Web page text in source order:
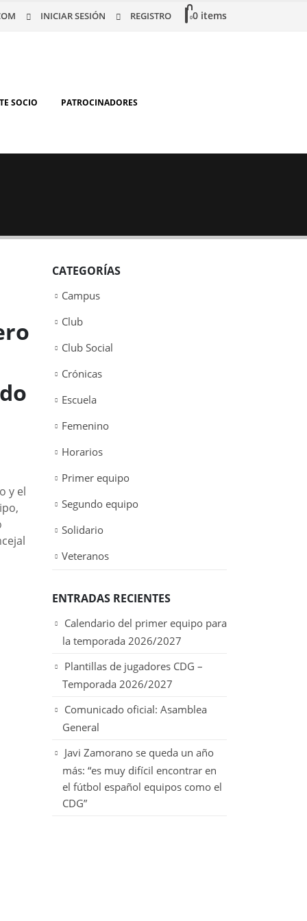
INICIAR SESIÓN REGISTRO 00 items
SOCIO PATROCINADORES
y el
CATEGORÍAS
Campus
Club
Club Social
Crónicas
Escuela
Femenino
Horarios
Primer equipo
Segundo equipo
Solidario
Veteranos
ENTRADAS RECIENTES
Calendario del primer equipo para
la temporada 2026/2027
Plantillas de jugadores CDG –
Temporada 2026/2027
Comunicado oficial: Asamblea
General
Javi Zamorano se queda un año
más: “es muy difícil encontrar en
el fútbol español equipos como el
CDG”